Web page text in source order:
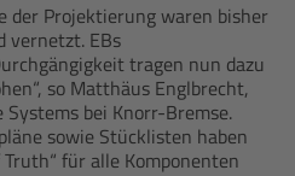
der Projektierung waren bisher
vernetzt. EBs
tragen nun dazu
so Matthäus Englbrecht,
bei Knorr-Bremse.
sowie Stücklisten haben
für alle Komponenten